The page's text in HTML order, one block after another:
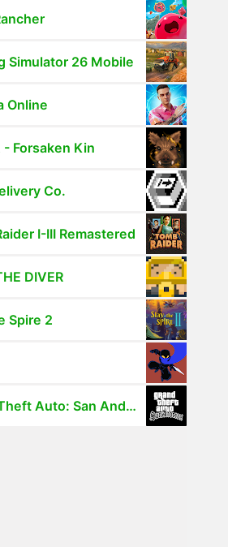
Simulator 26 Mobile
Online
- Forsaken Kin
Co.
I-III Remastered
DIVER
Spire 2
Grand Theft Auto: San Andreas